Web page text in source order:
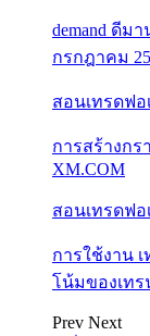
demand ดีม
กรกฎาคม
สอนเทรดฟอ
การสร้างกร
XM.COM
สอนเทรดฟอ
การใช้งาน
โน้มของเทร
Prev Next